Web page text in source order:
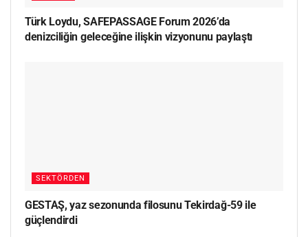
Türk Loydu, SAFEPASSAGE Forum 2026’da
denizciliğin geleceğine ilişkin vizyonunu paylaştı
SEKTÖRDEN
GESTAŞ, yaz sezonunda filosunu Tekirdağ-59 ile
güçlendirdi